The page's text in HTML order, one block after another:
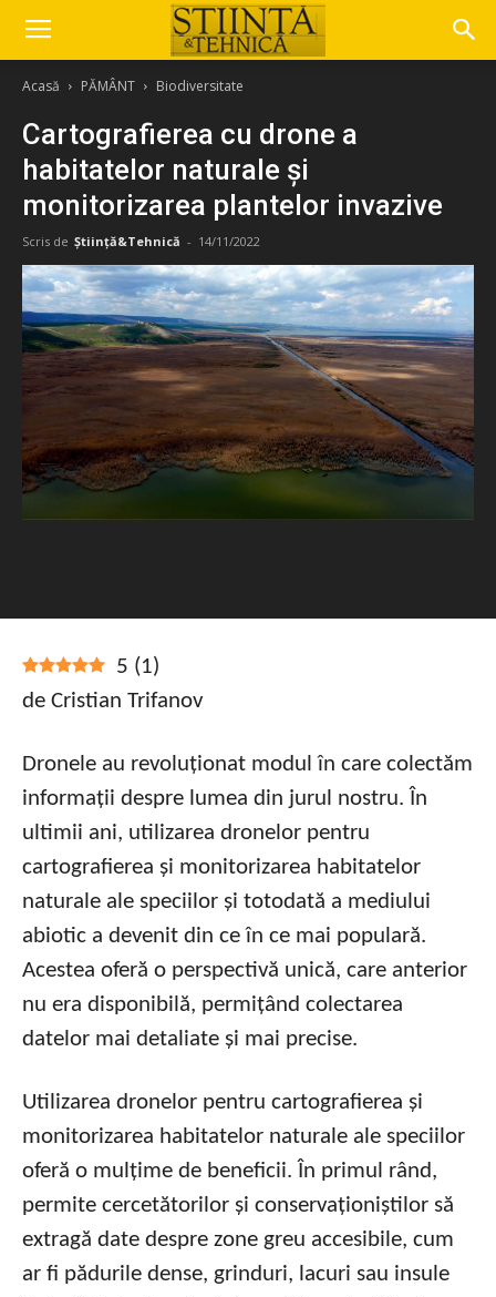
Acasă PĂMÂNT Biodiversitate
Cartografierea cu drone a
habitatelor naturale și
monitorizarea plantelor invazive
Scris de Știință&Tehnică - 14/11/2022
5 (1)
de Cristian Trifanov
Dronele au revoluționat modul în care colectăm
informații despre lumea din jurul nostru. În
ultimii ani, utilizarea dronelor pentru
cartografierea și monitorizarea habitatelor
naturale ale speciilor și totodată a mediului
abiotic a devenit din ce în ce mai populară.
Acestea oferă o perspectivă unică, care anterior
nu era disponibilă, permițând colectarea
datelor mai detaliate și mai precise.
Utilizarea dronelor pentru cartografierea și
monitorizarea habitatelor naturale ale speciilor
oferă o mulțime de beneficii. În primul rând,
permite cercetătorilor și conservaționiștilor să
extragă date despre zone greu accesibile, cum
ar fi pădurile dense, grinduri, lacuri sau insule